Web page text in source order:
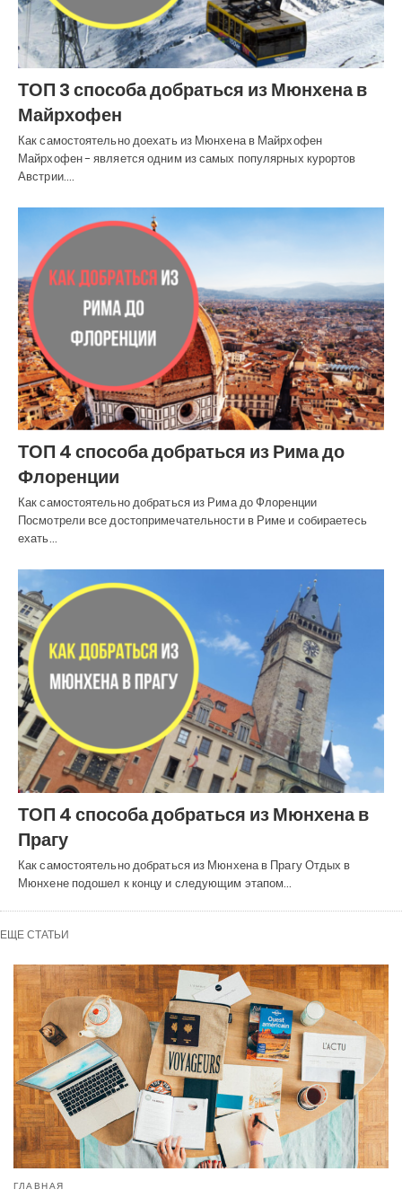
ТОП 3 способа добраться из Мюнхена в
Майрхофен
Как самостоятельно доехать из Мюнхена в Майрхофен
Майрхофен - является одним из самых популярных курортов
Австрии.…
ТОП 4 способа добраться из Рима до
Флоренции
Как самостоятельно добраться из Рима до Флоренции
Посмотрели все достопримечательности в Риме и собираетесь
ехать…
ТОП 4 способа добраться из Мюнхена в
Прагу
Как самостоятельно добраться из Мюнхена в Прагу Отдых в
Мюнхене подошел к концу и следующим этапом…
ЕЩЕ СТАТЬИ
ГЛАВНАЯ